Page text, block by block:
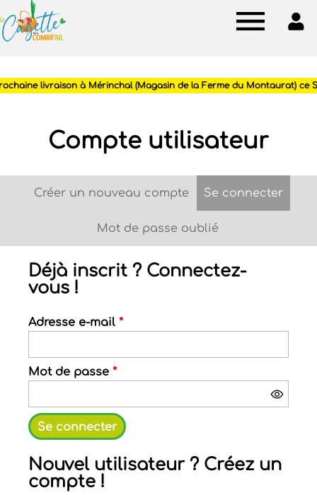
Compte utilisateur
Onglets
Créer un nouveau compte Se connecter
Mot de passe oublié
Déjà inscrit ? Connectez-
vous !
Adresse e-mail *
Mot de passe *
Nouvel utilisateur ? Créez un
compte !